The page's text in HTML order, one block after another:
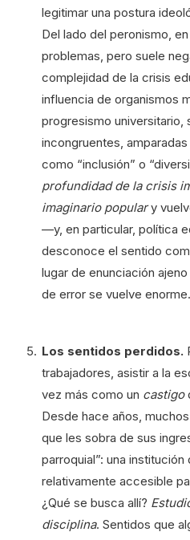
legitimar una postura
Del lado del peronismo,
problemas, pero suele
complejidad de la crisis
influencia de organismos
progresismo universitario,
incongruentes,
como “inclusión” o
profundidad de la crisis
imaginario populary
—y, en particular, política
desconoce el sentido
lugar de enunciación
de error se vuelve enorme.
Los sentidos perdidos.
trabajadores, asistir a la
vez más como un castigo
Desde hace años,
que les sobra de sus
parroquial”: una
relativamente accesible
¿Qué se busca allí?
disciplina. Sentidos que